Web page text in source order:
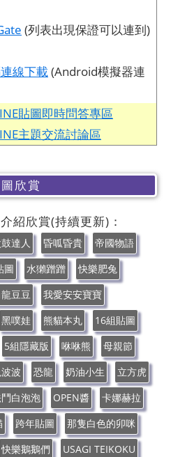
(列表出現保證可以連到)
線下載(Android模擬器連
貼圖即時問答專區
主題交流討論區
欣賞
紹欣賞(持續更新)：
達人 昏呱昏貴
帝國物語
圖 水獺蹭蹭
快樂肥兔
豆豆
我愛安安寶寶
黑噗娃 熊貓本丸
16組貼圖
5組隱藏版 咻咻熊
母親節
波 恐龍 奶油小生
立方虎
白泡泡 OPEN醬
卡娜赫拉
跨年貼圖
那隻白色的卯咪
快樂鵝鵝們
USAGI TEIKOKU